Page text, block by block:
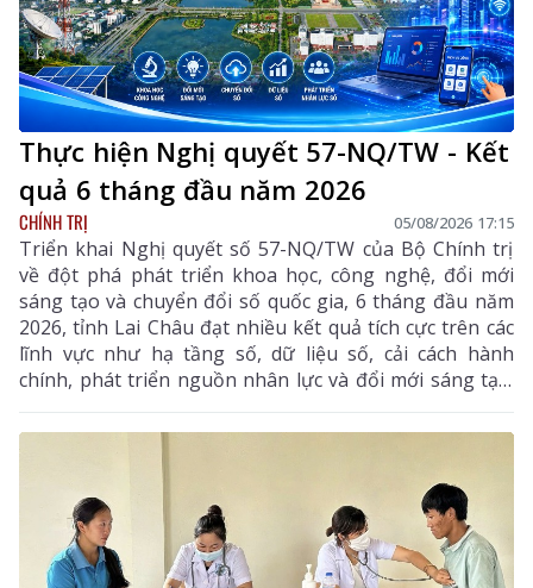
Thực hiện Nghị quyết 57-NQ/TW - Kết
quả 6 tháng đầu năm 2026
CHÍNH TRỊ 05/08/2026 17:15
Triển khai Nghị quyết số 57-NQ/TW của Bộ Chính trị
về đột phá phát triển khoa học, công nghệ, đổi mới
sáng tạo và chuyển đổi số quốc gia, 6 tháng đầu năm
2026, tỉnh Lai Châu đạt nhiều kết quả tích cực trên các
lĩnh vực như hạ tầng số, dữ liệu số, cải cách hành
chính, phát triển nguồn nhân lực và đổi mới sáng tạo.
Trong 6 tháng cuối năm, tỉnh tiếp tục tập trung thực
hiện các nhiệm vụ trọng tâm, tạo chuyển biến mạnh
mẽ trong phát triển khoa học, công nghệ, đổi mới
sáng tạo và chuyển đổi số.